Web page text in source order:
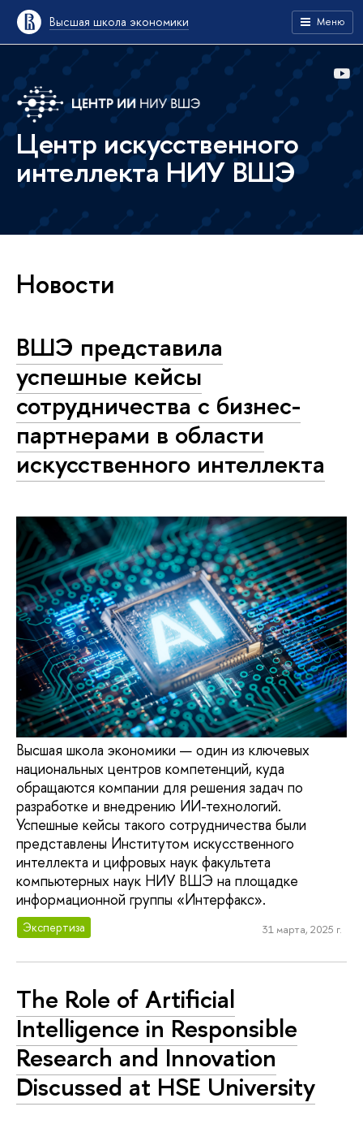
Высшая школа экономики Меню
Центр искусственного
интеллекта НИУ ВШЭ
Новости
ВШЭ представила
успешные кейсы
сотрудничества с бизнес-
партнерами в области
искусственного интеллекта
Высшая школа экономики — один из ключевых
национальных центров компетенций, куда
обращаются компании для решения задач по
разработке и внедрению ИИ-технологий.
Успешные кейсы такого сотрудничества были
представлены Институтом искусственного
интеллекта и цифровых наук факультета
компьютерных наук НИУ ВШЭ на площадке
информационной группы «Интерфакс».
Экспертиза 31 марта, 2025 г.
The Role of Artificial
Intelligence in Responsible
Research and Innovation
Discussed at HSE University